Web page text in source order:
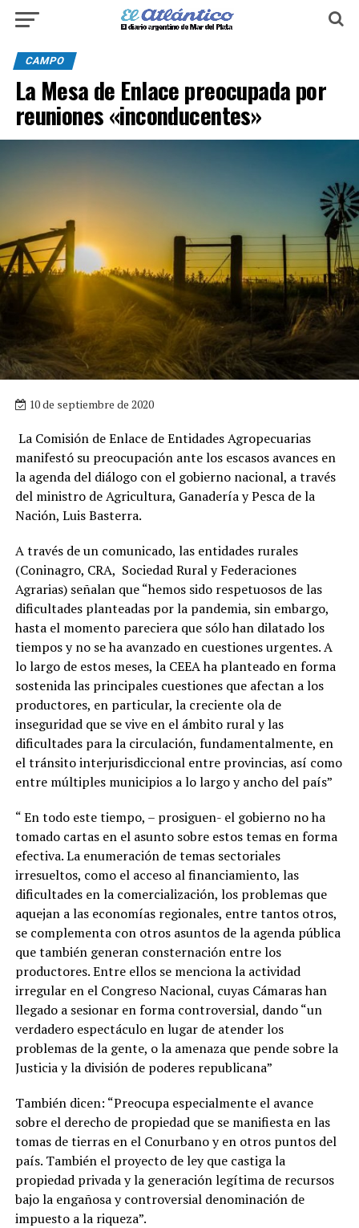
CAMPO
La Mesa de Enlace preocupada por
reuniones «inconducentes»
10 de septiembre de 2020
La Comisión de Enlace de Entidades Agropecuarias
manifestó su preocupación ante los escasos avances en
la agenda del diálogo con el gobierno nacional, a través
del ministro de Agricultura, Ganadería y Pesca de la
Nación, Luis Basterra.
A través de un comunicado, las entidades rurales
(Coninagro, CRA, Sociedad Rural y Federaciones
Agrarias) señalan que “hemos sido respetuosos de las
dificultades planteadas por la pandemia, sin embargo,
hasta el momento pareciera que sólo han dilatado los
tiempos y no se ha avanzado en cuestiones urgentes. A
lo largo de estos meses, la CEEA ha planteado en forma
sostenida las principales cuestiones que afectan a los
productores, en particular, la creciente ola de
inseguridad que se vive en el ámbito rural y las
dificultades para la circulación, fundamentalmente, en
el tránsito interjurisdiccional entre provincias, así como
entre múltiples municipios a lo largo y ancho del país”
“ En todo este tiempo, – prosiguen- el gobierno no ha
tomado cartas en el asunto sobre estos temas en forma
efectiva. La enumeración de temas sectoriales
irresueltos, como el acceso al financiamiento, las
dificultades en la comercialización, los problemas que
aquejan a las economías regionales, entre tantos otros,
se complementa con otros asuntos de la agenda pública
que también generan consternación entre los
productores. Entre ellos se menciona la actividad
irregular en el Congreso Nacional, cuyas Cámaras han
llegado a sesionar en forma controversial, dando “un
verdadero espectáculo en lugar de atender los
problemas de la gente, o la amenaza que pende sobre la
Justicia y la división de poderes republicana”
También dicen: “Preocupa especialmente el avance
sobre el derecho de propiedad que se manifiesta en las
tomas de tierras en el Conurbano y en otros puntos del
país. También el proyecto de ley que castiga la
propiedad privada y la generación legítima de recursos
bajo la engañosa y controversial denominación de
impuesto a la riqueza”.